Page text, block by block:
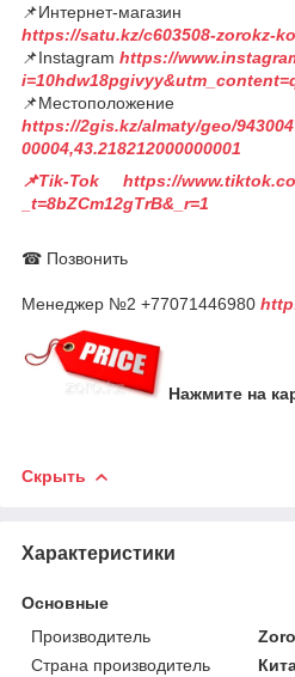
📌Интернет-магазин
https://satu.kz/c603508-zorokz-
📌Instagram https://
📌Местоположение
https://2gis.kz/almaty/geo/
00004,43.218212000000001
📌Tik-Tok https://
_t=8bZCm12gTrB&_r=1
☎ Позвонить
Менеджер №2 +77071446980
Нажмите на
Скрыть
Характеристики
Основные
Производитель
Zoro
Страна производитель